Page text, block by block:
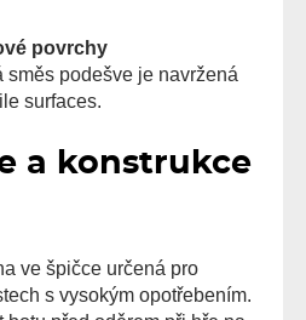
povrchy
podešve je navržená
surfaces.
a konstrukce
ve špičce určená pro
s vysokým opotřebením.